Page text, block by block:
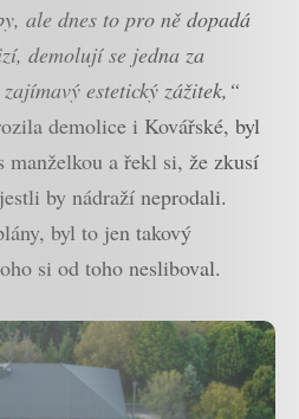
ale dnes to pro ně dopadá
demolují se jedna za
estetický zážitek,“
demolice i Kovářské, byl
manželkou a řekl si, že zkusí
by nádraží neprodali.
byl to jen takový
si od toho nesliboval.